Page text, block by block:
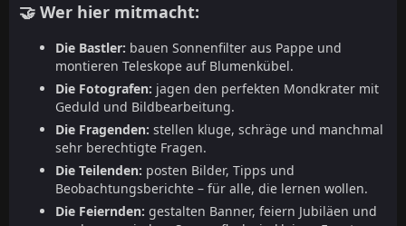
🤝 Wer hier mitmacht:
Die Bastler: bauen Sonnenfilter aus Pappe und
montieren Teleskope auf Blumenkübel.
Die Fotografen: jagen den perfekten Mondkrater mit
Geduld und Bildbearbeitung.
Die Fragenden: stellen kluge, schräge und manchmal
sehr berechtigte Fragen.
Die Teilenden: posten Bilder, Tipps und
Beobachtungsberichte – für alle, die lernen wollen.
Die Feiernden: gestalten Banner, feiern Jubiläen und